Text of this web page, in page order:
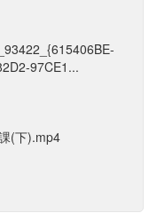
97CE1...
(下).mp4